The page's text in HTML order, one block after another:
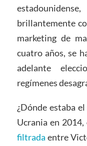
brillantemente
marketing de
cuatro años, se
adelante
regímenes
¿Dónde estaba
Ucrania en 2014,
filtrada entre